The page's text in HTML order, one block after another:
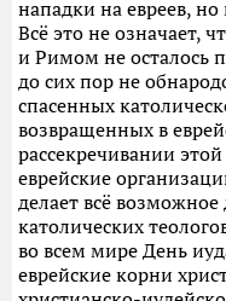
нападки на евреев,
Всё это не означает,
и Римом не осталось
до сих пор не
спасенных
возвращенных в
рассекречивании
еврейские
делает всё
католических
во всем мире День
еврейские корни